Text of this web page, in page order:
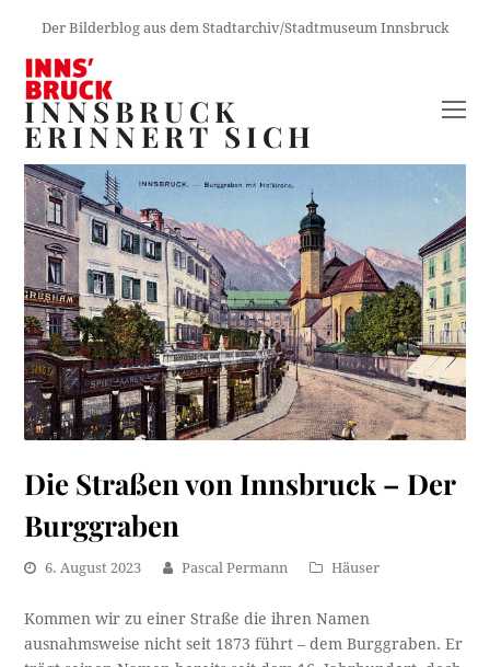
Der Bilderblog aus dem Stadtarchiv/Stadtmuseum Innsbruck
INNSBRUCK
ERINNERT SICH
Die Straßen von Innsbruck – Der
Burggraben
6. August 2023 Pascal Permann Häuser
Kommen wir zu einer Straße die ihren Namen
ausnahmsweise nicht seit 1873 führt – dem Burggraben. Er